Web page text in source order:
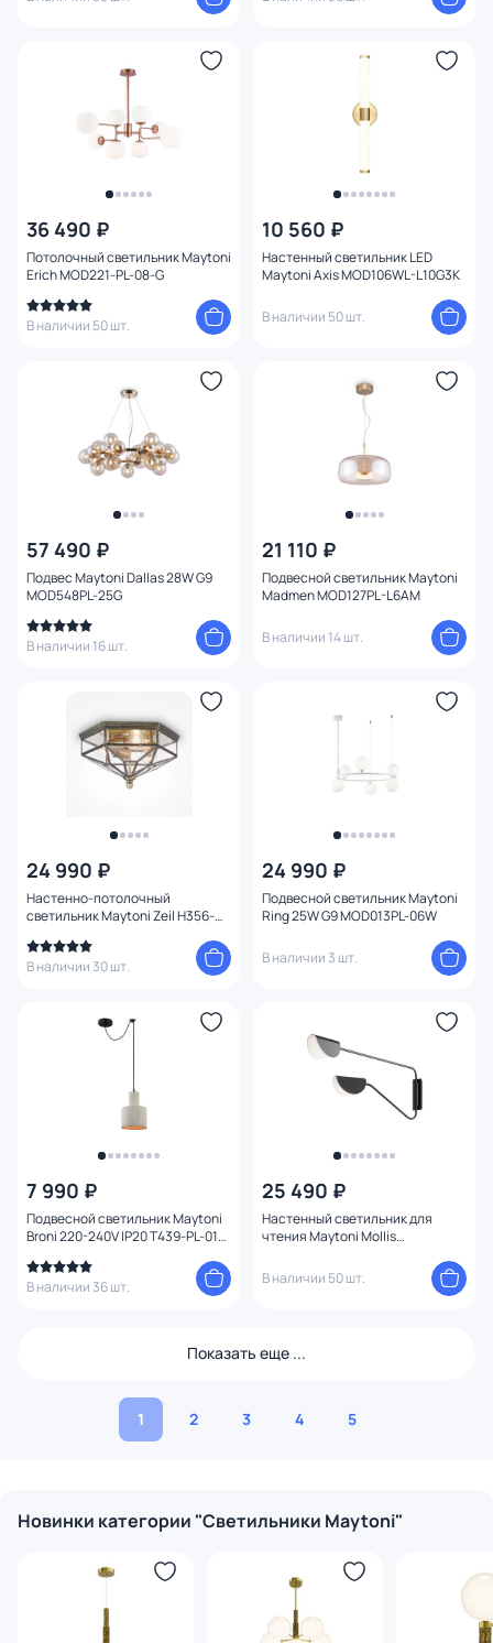
36 490 ₽
Потолочный светильник Maytoni
Erich MOD221-PL-08-G
В наличии 50 шт.
10 560 ₽
Настенный светильник LED
Maytoni Axis MOD106WL-L10G3K
В наличии 50 шт.
57 490 ₽
Подвес Maytoni Dallas 28W G9
MOD548PL-25G
В наличии 16 шт.
21 110 ₽
Подвесной светильник Maytoni
Madmen MOD127PL-L6AM
В наличии 14 шт.
24 990 ₽
Настенно-потолочный
светильник Maytoni Zeil H356-
В наличии 30 шт.
24 990 ₽
Подвесной светильник Maytoni
Ring 25W G9 MOD013PL-06W
В наличии 3 шт.
7 990 ₽
Подвесной светильник Maytoni
Broni 220-240V IP20 T439-PL-01-
В наличии 36 шт.
25 490 ₽
Настенный светильник для
чтения Maytoni Mollis
В наличии 50 шт.
Показать еще ...
1 2 3 4 5
Новинки категории "Светильники Maytoni"